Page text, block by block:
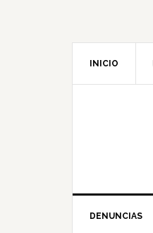
INICIO
DENUNCIAS